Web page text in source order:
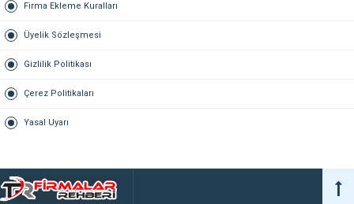
Firma Ekleme Kuralları
Üyelik Sözleşmesi
Gizlilik Politikası
Çerez Politikaları
Yasal Uyarı